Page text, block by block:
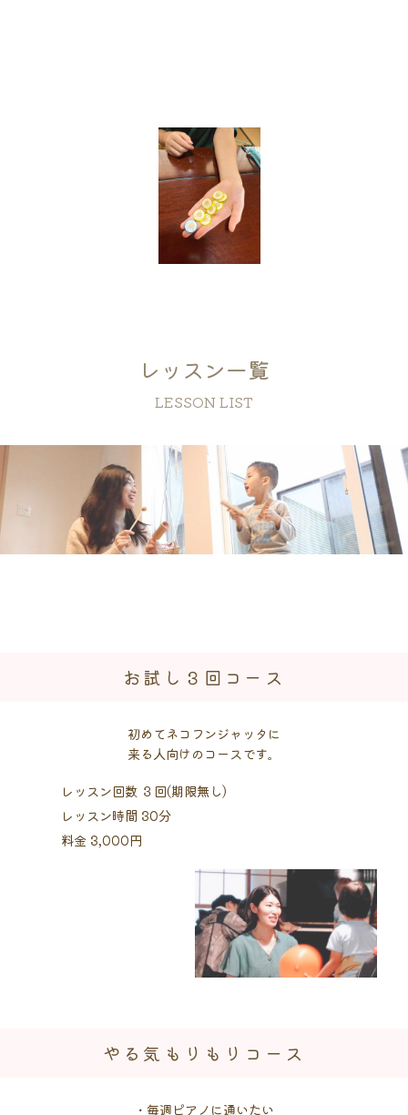
レッスン一覧
LESSON LIST
お試し３回コース
初めてネコフンジャッタに
来る人向けのコースです。
レッスン回数 ３回(期限無し)
レッスン時間 30分
料金 3,000円
やる気もりもりコース
・毎週ピアノに通いたい